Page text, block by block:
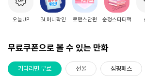
오늘UP BL머니확인 로맨스단편 순정스타터팩
무료쿠폰으로 볼 수 있는 만화
기다리면 무료 선물 점핑패스